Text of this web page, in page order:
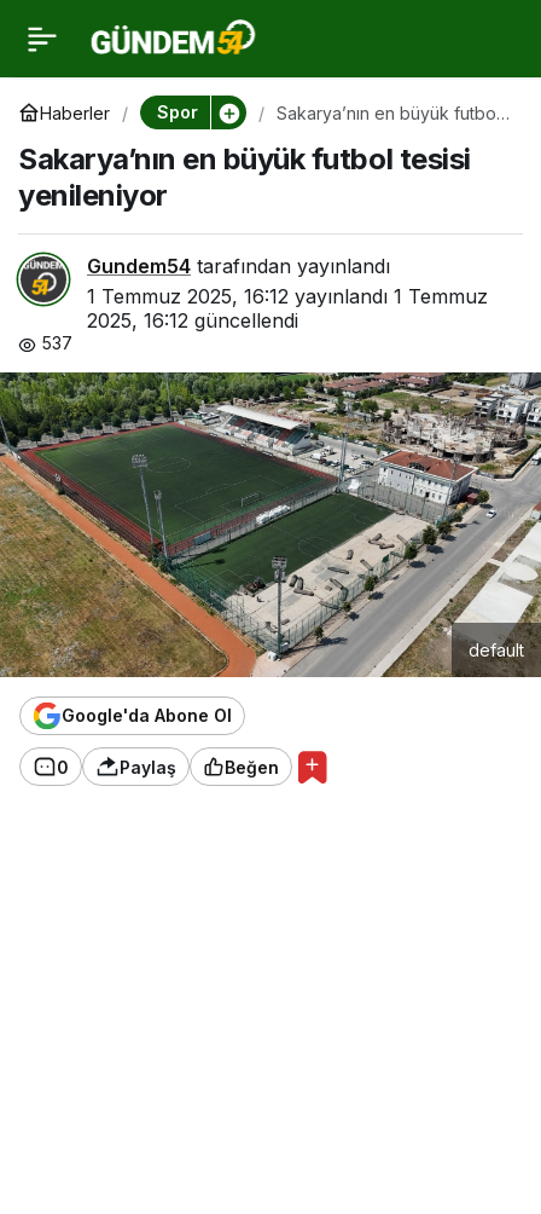
Haberler Spor
Sakarya’nın en büyük futbol
Sakarya’nın en büyük futbol tesisi
yenileniyor
Gundem54 tarafından yayınlandı
1 Temmuz 2025, 16:12 yayınlandı 1 Temmuz
2025, 16:12 güncellendi
537
default
Google'da Abone Ol
0 Paylaş Beğen
Sakarya’nın en büyük
futbol tesisi yenileniyor